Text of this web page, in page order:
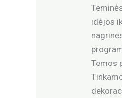
idėjos
Temos